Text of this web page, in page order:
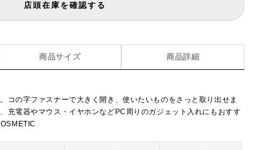
店頭在庫を確認する
商品サイズ 商品詳細
コの字ファスナーで大きく開き、使いたいものをさっと取り出せま
充電器やマウス・イヤホンなどPC周りのガジェット入れにもおすす